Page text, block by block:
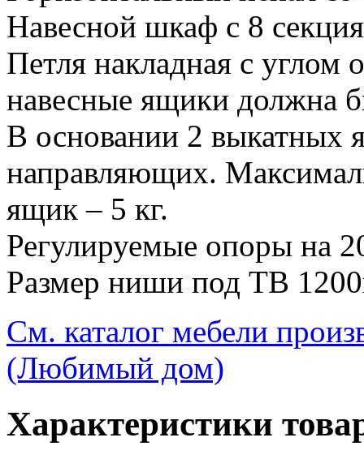
Навесной шкаф с 8
Петля накладная с углом
навесные ящики должна
В основании 2 выкатных
направляющих.
ящик – 5 кг.
Регулируемые опоры на
Размер ниши под ТВ
См. каталог мебели
(Любимый дом)
Характеристики